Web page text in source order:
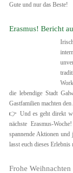
Gute und nur das Beste!
Erasmus! Bericht
die lebendige Stadt
Gastfamilien machten
👉 Und es geht direkt
nächste Erasmus-
spannende Aktionen
lasst euch dieses Erlebnis
Frohe